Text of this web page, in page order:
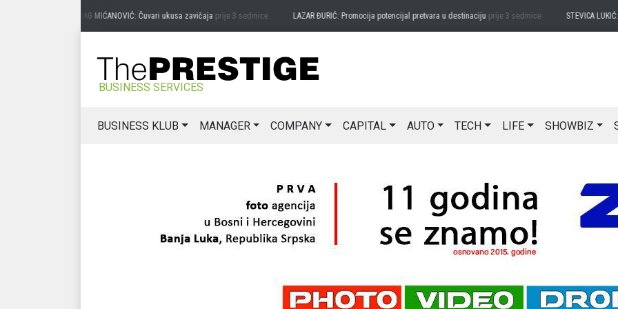
PREDRAG MIĆANOVIĆ: Čuvari ukusa zavičajaprije 3 sedmice LAZAR ĐURIĆ: Promocija potencijal pretvara u destinacijuprije 3 sedmice STEVICA
BUSINESS SERVICES
BUSINESS KLUB MANAGER COMPANY CAPITAL AUTO TECH LIFE SHOWBIZ